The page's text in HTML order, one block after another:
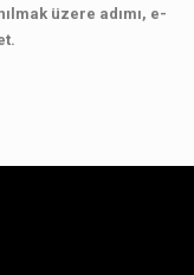
üzere adımı, e-